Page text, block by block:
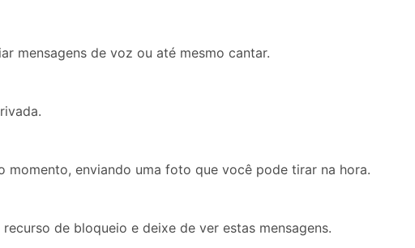
mensagens de voz ou até mesmo cantar.
momento, enviando uma foto que você pode tirar na hora.
de bloqueio e deixe de ver estas mensagens.